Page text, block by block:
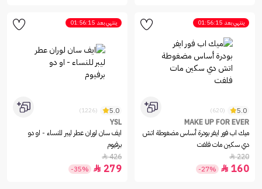
ينتهي بعد 01:56:15
5.0
(620)
MAKE UP FOR EVER
ميك اب فور ايفر بودرة أساس مضغوطة اتش
دي سكين مات فلفت
220

160

-27%
ينتهي بعد 01:56:15
5.0
(1226)
YSL
ايف سان لوران عطر ليبر للنساء - او دو
برفيوم
426

279

-35%